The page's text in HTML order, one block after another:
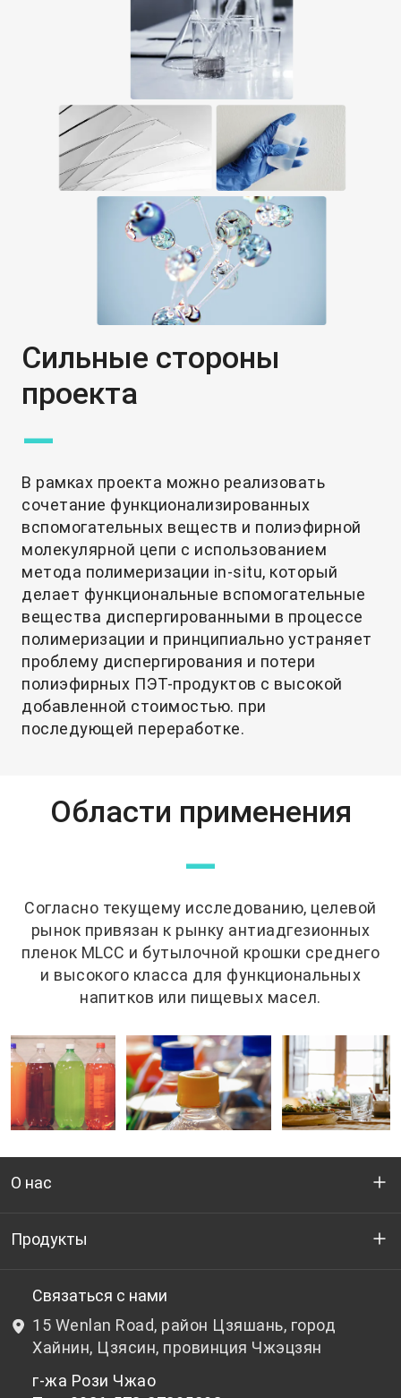
Сильные стороны
проекта
—
В рамках проекта можно реализовать
сочетание функционализированных
вспомогательных веществ и полиэфирной
молекулярной цепи с использованием
метода полимеризации in-situ, который
делает функциональные вспомогательные
вещества диспергированными в процессе
полимеризации и принципиально устраняет
проблему диспергирования и потери
полиэфирных ПЭТ-продуктов с высокой
добавленной стоимостью. при
последующей переработке.
Области применения
—
Согласно текущему исследованию, целевой
рынок привязан к рынку антиадгезионных
пленок MLCC и бутылочной крошки среднего
и высокого класса для функциональных
напитков или пищевых масел.
О нас
Кто мы
НИОКР
Новости и события
политика конфиденциальности
Продукты
Бутылочный ПЭТ-гранулят
Небутылочный ПЭТ-гранулят
Связаться с нами
15 Wenlan Road, район Цзяшань, город
Хайнин, Цзясин, провинция Чжэцзян
г-жа Рози Чжао